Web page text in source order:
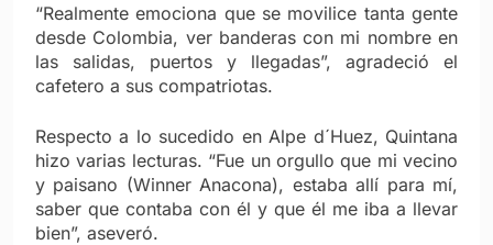
“Realmente emociona que se movilice tanta gente
desde Colombia, ver banderas con mi nombre en
las salidas, puertos y llegadas”, agradeció el
cafetero a sus compatriotas.
Respecto a lo sucedido en Alpe d´Huez, Quintana
hizo varias lecturas. “Fue un orgullo que mi vecino
y paisano (Winner Anacona), estaba allí para mí,
saber que contaba con él y que él me iba a llevar
bien”, aseveró.